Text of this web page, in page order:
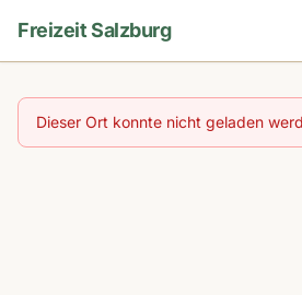
Freizeit Salzburg
Dieser Ort konnte nicht geladen